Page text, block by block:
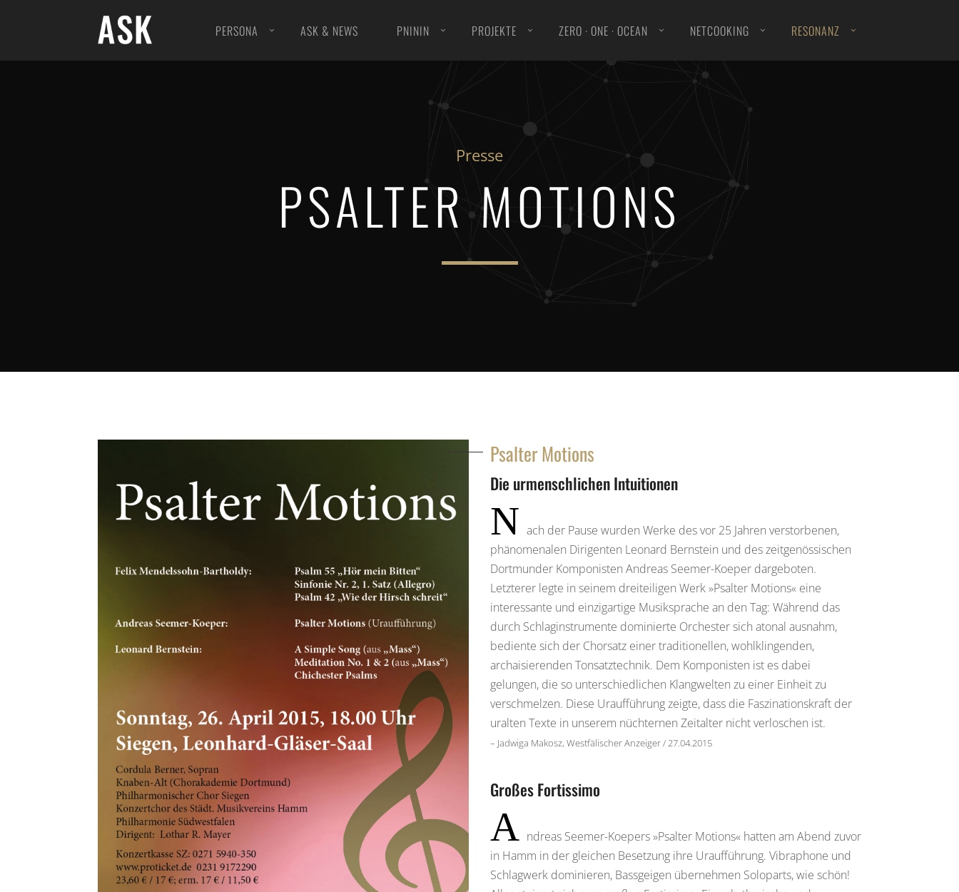
PERSONA ASK & NEWS PNININ PROJEKTE ZERO · ONE · OCEAN
»COOKBOOK« EDITION
EDITION »OBST OBSCURE«
MUSIK FÜR ORCHESTER
MUSIK FÜR ENSEMBLE
KAMMERMUSIK
KLAVIERMUSIK
STRAFSTOß | Erzählung
DIESE ART PAPIERE · ZWEITER BAND
NETCOOKING RESONANZ
Presse
PSALTER MOTIONS
Psalter Motions
Die urmenschlichen Intuitionen
N ach der Pause wurden Werke des vor 25 Jahren verstorbenen,
phänomenalen Dirigenten Leonard Bernstein und des zeitgenössischen
Dortmunder Komponisten Andreas Seemer-Koeper dargeboten.
Letzterer legte in seinem dreiteiligen Werk »Psalter Motions« eine
interessante und einzigartige Musiksprache an den Tag: Während das
durch Schlaginstrumente dominierte Orchester sich atonal ausnahm,
bediente sich der Chorsatz einer traditionellen, wohlklingenden,
archaisierenden Tonsatztechnik. Dem Komponisten ist es dabei
gelungen, die so unterschiedlichen Klangwelten zu einer Einheit zu
verschmelzen. Diese Uraufführung zeigte, dass die Faszinationskraft der
uralten Texte in unserem nüchternen Zeitalter nicht verloschen ist.
– Jadwiga Makosz, Westfälischer Anzeiger / 27.04.2015
Großes Fortissimo
A ndreas Seemer-Koepers »Psalter Motions« hatten am Abend zuvor
in Hamm in der gleichen Besetzung ihre Uraufführung. Vibraphone und
Schlagwerk dominieren, Bassgeigen übernehmen Soloparts, wie schön!